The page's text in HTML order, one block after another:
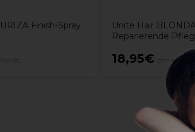
Finish-Spray
Unite Hair
Reparierende
18,95€ ohne MwSt.